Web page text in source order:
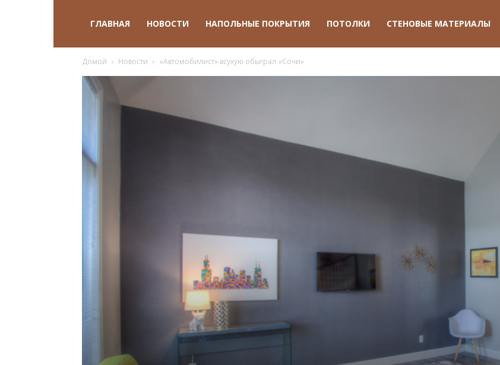
ГЛАВНАЯ НОВОСТИ НАПОЛЬНЫЕ ПОКРЫТИЯ ПОТОЛКИ СТЕНОВЫЕ МАТЕРИАЛЫ
Домой Новости «Автомобилист» всухую обыграл «Сочи»